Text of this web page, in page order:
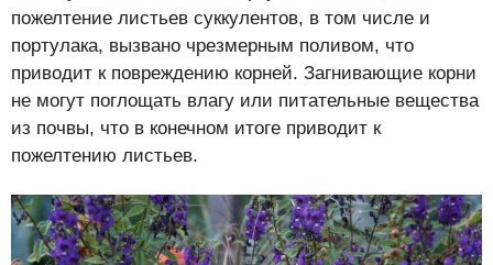
пожелтение листьев суккулентов, в том числе и
портулака, вызвано чрезмерным поливом, что
приводит к повреждению корней. Загнивающие корни
не могут поглощать влагу или питательные вещества
из почвы, что в конечном итоге приводит к
пожелтению листьев.